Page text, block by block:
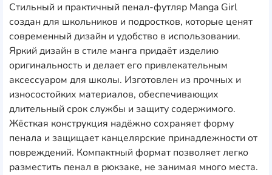
Стильный и практичный пенал-футляр Manga Girl
создан для школьников и подростков, которые ценят
современный дизайн и удобство в использовании.
Яркий дизайн в стиле манга придаёт изделию
оригинальность и делает его привлекательным
аксессуаром для школы. Изготовлен из прочных и
износостойких материалов, обеспечивающих
длительный срок службы и защиту содержимого.
Жёсткая конструкция надёжно сохраняет форму
пенала и защищает канцелярские принадлежности от
повреждений. Компактный формат позволяет легко
разместить пенал в рюкзаке, не занимая много места.